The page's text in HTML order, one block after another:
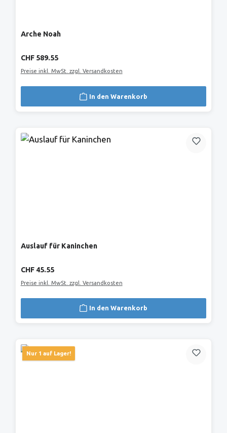
Arche Noah
Regulärer Preis:
CHF 589.55
Preise inkl. MwSt. zzgl. Versandkosten
In den Warenkorb
Auslauf für Kaninchen
Regulärer Preis:
CHF 45.55
Preise inkl. MwSt. zzgl. Versandkosten
In den Warenkorb
Nur 1 auf Lager!